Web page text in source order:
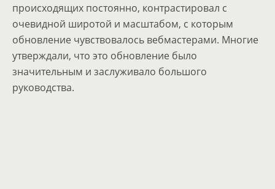
происходящих постоянно, контрастировал с
очевидной широтой и масштабом, с которым
обновление чувствовалось вебмастерами. Многие
утверждали, что это обновление было
значительным и заслуживало большого
руководства.